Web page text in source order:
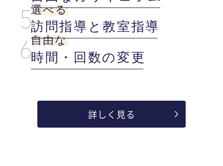
選べる
訪問指導と教室指導
自由な
時間・回数の変更
詳しく見る